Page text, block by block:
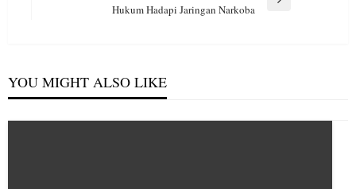
Hukum Hadapi Jaringan Narkoba
YOU MIGHT ALSO LIKE